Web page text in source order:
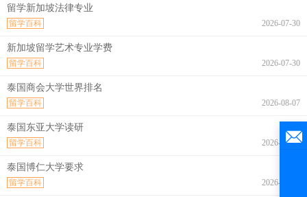
留学新加坡法律专业
2026-07-30
留学百科
新加坡留学艺术专业学费
2026-07-30
留学百科
泰国商会大学世界排名
2026-08-07
留学百科
泰国东亚大学读研
2026-08-07
留学百科
泰国博仁大学要求
2026-08-07
留学百科